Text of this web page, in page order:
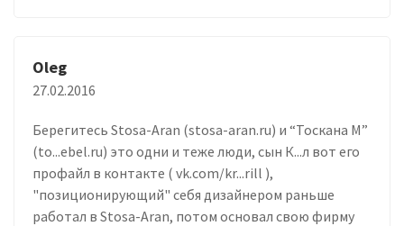
Oleg
27.02.2016
Берегитесь Stosa-Aran (stosa-aran.ru) и “Тоскана М”
(to...ebel.ru) это одни и теже люди, сын К...л вот его
профайл в контакте ( vk.com/kr...rill ),
"позиционирующий" себя дизайнером раньше
работал в Stosa-Aran, потом основал свою фирму